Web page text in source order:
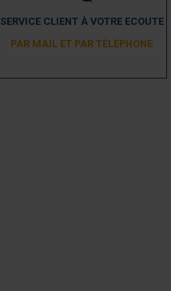
SERVICE CLIENT À VOTRE ECOUTE
PAR MAIL ET PAR TÉLÉPHONE